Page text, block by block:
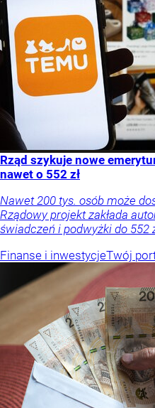
Rząd szykuje nowe
nawet o 552 zł
Nawet 200 tys. osób może
Rządowy projekt zakłada
świadczeń i podwyżki do 552
Finanse i inwestycjeTwój